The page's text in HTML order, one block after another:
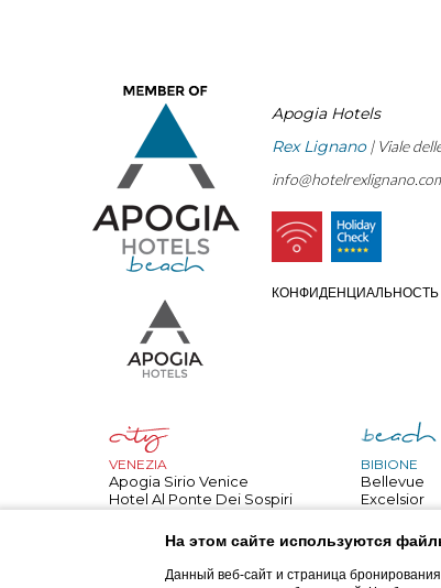
Apogia Hotels
Rex Lignano| Viale
КОНФИДЕНЦИАЛЬНОСТЬ
VENEZIA
Apogia Sirio Venice
Hotel Al Ponte Dei Sospiri
Hotel All'angelo
Apogia Paris
Apogia Nice
BIBIONE
Bellevue
Excelsior
Bembo
Palace
Danieli
На этом сайте используются
Данный веб-сайт и страница